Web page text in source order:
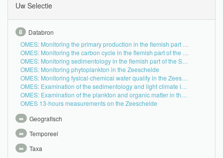
Uw Selectie
8
Databron
OMES: Monitoring the primary production in the flemish part of the Scheldt estuary
OMES: Monitoring the carbon cycle in the flemish part of the Scheldt estuary
OMES: Monitoring sedimentology in the flemish part of the Scheldt estuary
OMES: Monitoring phytoplankton in the Zeeschelde
OMES: Monitoring fysical-chemical water quality in the Zeeschelde
OMES: Examination of the sedimentology and light climate in the flemish part of the Scheldt estuary
OMES: Examination of the plankton and organic matter in the flemish part of the Scheldt estuary
OMES 13-hours measurements on the Zeeschelde
∞ Geografisch
∞ Temporeel
∞ Taxa